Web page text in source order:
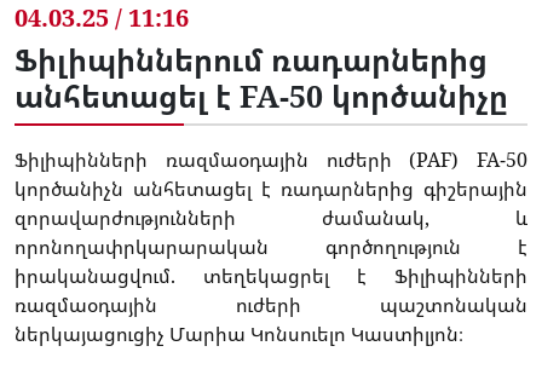
04.03.25 / 11:16
Ֆիլիպիններում ռադարներից
անհետացել է FA-50 կործանիչը
Ֆիլիպինների ռազմաօդային ուժերի (PAF) FA-50
կործանիչն անհետացել է ռադարներից գիշերային
զորավարժությունների
ժամանակ, և
որոնողափրկարարական
գործողություն
է
իրականացվում. տեղեկացրել է Ֆիլիպինների
ռազմաօդային
ուժերի
պաշտոնական
ներկայացուցիչ Մարիա Կոնսուելո Կաստիլյոն։